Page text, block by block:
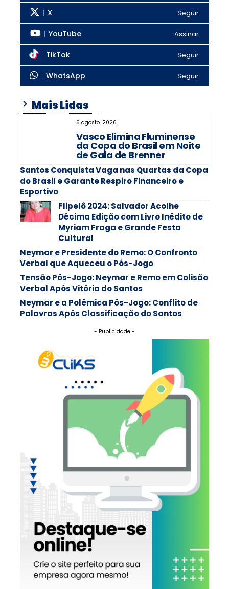
X Seguir
YouTube Assinar
TikTok Seguir
WhatsApp Seguir
Mais Lidas
6 agosto, 2026
Vasco Elimina Fluminense
da Copa do Brasil em Noite
de Gala de Brenner
Santos Conquista Vaga nas Quartas da Copa
do Brasil e Garante Respiro Financeiro e
Esportivo
Flipelô 2024: Salvador Acolhe
Décima Edição com Livro Inédito de
Myriam Fraga e Grande Festa
Cultural
Neymar e Presidente do Remo: O Confronto
Verbal que Aqueceu o Pós-Jogo
Tensão Pós-Jogo: Neymar e Remo em Colisão
Verbal Após Vitória do Santos
Neymar e a Polêmica Pós-Jogo: Conflito de
Palavras Após Classificação do Santos
- Publicidade -